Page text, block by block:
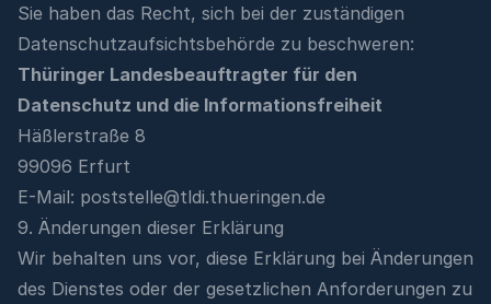
Sie haben das Recht, sich bei der zuständigen
Datenschutzaufsichtsbehörde zu beschweren:
Thüringer Landesbeauftragter für den
Datenschutz und die Informationsfreiheit
Häßlerstraße 8
99096 Erfurt
E-Mail: poststelle@tldi.thueringen.de
9. Änderungen dieser Erklärung
Wir behalten uns vor, diese Erklärung bei Änderungen
des Dienstes oder der gesetzlichen Anforderungen zu